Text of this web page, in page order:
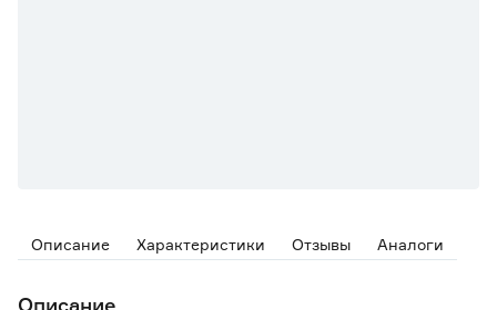
Описание Характеристики Отзывы Аналоги
Описание